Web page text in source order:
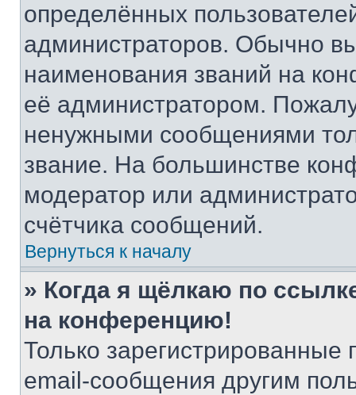
определённых
администраторов. Обычно
наименования званий на
её администратором.
ненужными сообщениями
звание. На большинстве
модератор или
счётчика сообщений.
Вернуться к началу
» Когда я щёлкаю по
на конференцию!
Только зарегистрированные
email-сообщения другим